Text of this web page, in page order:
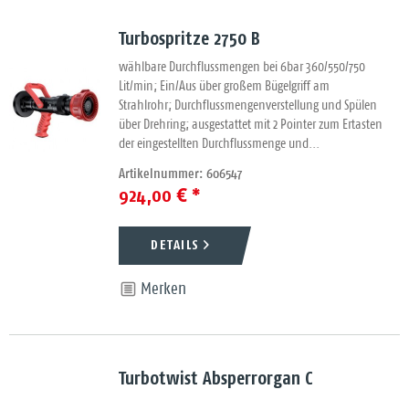
Turbospritze 2750 B
wählbare Durchflussmengen bei 6bar 360/550/750
Lit/min; Ein/Aus über großem Bügelgriff am
Strahlrohr; Durchflussmengenverstellung und Spülen
über Drehring; ausgestattet mit 2 Pointer zum Ertasten
der eingestellten Durchflussmenge und...
Artikelnummer: 606547
924,00 € *
DETAILS
Merken
Turbotwist Absperrorgan C